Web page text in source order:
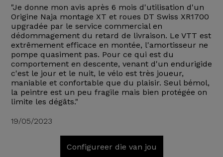
"Je donne mon avis après 6 mois d'utilisation d'un
Origine Naja montage XT et roues DT Swiss XR1700
upgradée par le service commercial en
dédommagement du retard de livraison. Le VTT est
extrêmement efficace en montée, l'amortisseur ne
pompe quasiment pas. Pour ce qui est du
comportement en descente, venant d'un endurigide
c'est le jour et le nuit, le vélo est très joueur,
maniable et confortable que du plaisir. Seul bémol,
la peintre est un peu fragile mais bien protégée on
limite les dégâts."
19/05/2023
Configureer die van jou